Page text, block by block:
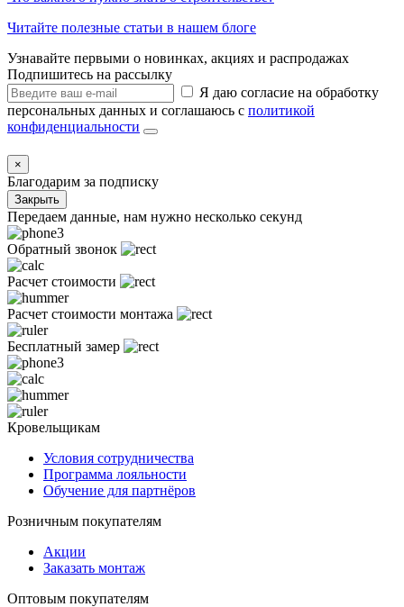
Читайте полезные статьи в нашем блоге
Узнавайте первыми о новинках, акциях и распродажах
Подпишитесь на рассылку
Я даю согласие на обработку
персональных данных и соглашаюсь с политикой
конфиденциальности
×
Благодарим за подписку
Закрыть
Передаем данные, нам нужно несколько секунд
Обратный звонок
Расчет стоимости
Расчет стоимости монтажа
Бесплатный замер
Кровельщикам
Условия сотрудничества
Программа лояльности
Обучение для партнёров
Розничным покупателям
Акции
Заказать монтаж
Оптовым покупателям